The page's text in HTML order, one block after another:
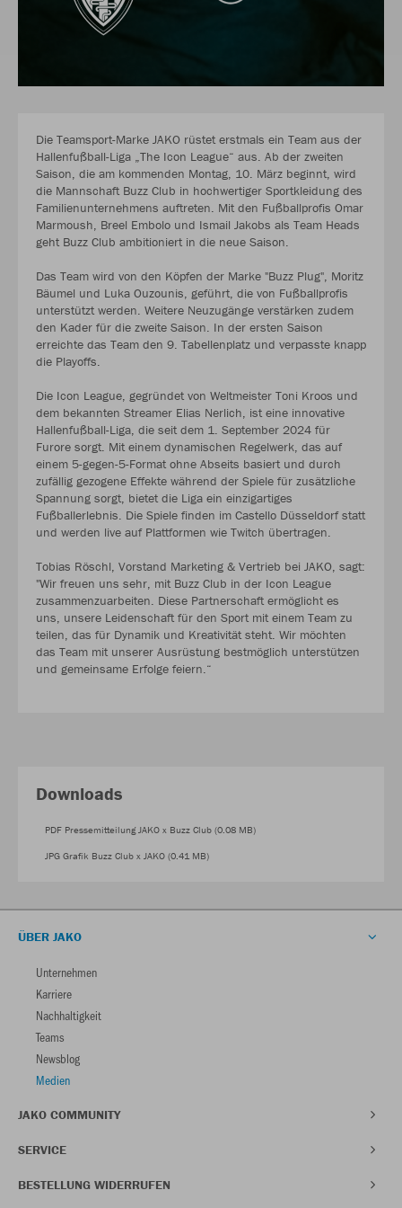
Die Teamsport-Marke JAKO rüstet erstmals ein Team aus der
Hallenfußball-Liga „The Icon League“ aus. Ab der zweiten
Saison, die am kommenden Montag, 10. März beginnt, wird
die Mannschaft Buzz Club in hochwertiger Sportkleidung des
Familienunternehmens auftreten. Mit den Fußballprofis Omar
Marmoush, Breel Embolo und Ismail Jakobs als Team Heads
geht Buzz Club ambitioniert in die neue Saison.
Das Team wird von den Köpfen der Marke "Buzz Plug", Moritz
Bäumel und Luka Ouzounis, geführt, die von Fußballprofis
unterstützt werden. Weitere Neuzugänge verstärken zudem
den Kader für die zweite Saison. In der ersten Saison
erreichte das Team den 9. Tabellenplatz und verpasste knapp
die Playoffs.
Die Icon League, gegründet von Weltmeister Toni Kroos und
dem bekannten Streamer Elias Nerlich, ist eine innovative
Hallenfußball-Liga, die seit dem 1. September 2024 für
Furore sorgt. Mit einem dynamischen Regelwerk, das auf
einem 5-gegen-5-Format ohne Abseits basiert und durch
zufällig gezogene Effekte während der Spiele für zusätzliche
Spannung sorgt, bietet die Liga ein einzigartiges
Fußballerlebnis. Die Spiele finden im Castello Düsseldorf statt
und werden live auf Plattformen wie Twitch übertragen.
Tobias Röschl, Vorstand Marketing & Vertrieb bei JAKO, sagt:
"Wir freuen uns sehr, mit Buzz Club in der Icon League
zusammenzuarbeiten. Diese Partnerschaft ermöglicht es
uns, unsere Leidenschaft für den Sport mit einem Team zu
teilen, das für Dynamik und Kreativität steht. Wir möchten
das Team mit unserer Ausrüstung bestmöglich unterstützen
und gemeinsame Erfolge feiern.“
Downloads
PDF Pressemitteilung JAKO x Buzz Club (0.08 MB)
JPG Grafik Buzz Club x JAKO (0.41 MB)
ÜBER JAKO
Unternehmen
Karriere
Nachhaltigkeit
Teams
Newsblog
Medien
JAKO COMMUNITY
SERVICE
BESTELLUNG WIDERRUFEN